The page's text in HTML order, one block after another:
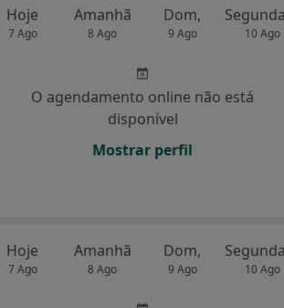
Hoje
7 Ago
Amanhã
8 Ago
Dom,
9 Ago 10 Ago
O agendamento online não está
disponível
Mostrar perfil
Hoje
7 Ago
Amanhã
8 Ago
Dom,
9 Ago 10 Ago